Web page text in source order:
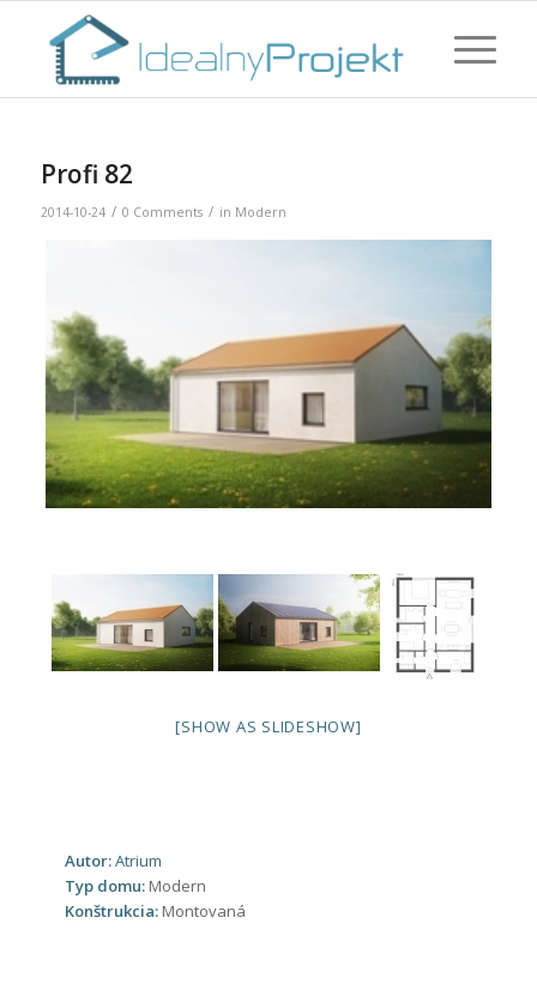
Profi 82
2014-10-24 / 0 Comments / in Modern
[SHOW AS SLIDESHOW]
Autor:Atrium
Typ domu: Modern
Konštrukcia: Montovaná